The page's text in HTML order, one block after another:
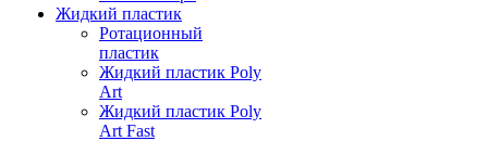
Жидкий пластик
Ротационный
пластик
Жидкий пластик Poly
Art
Жидкий пластик Poly
Art Fast